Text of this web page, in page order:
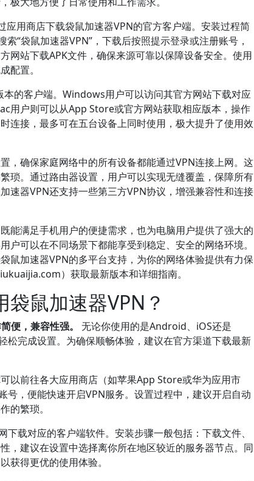
用商店下载袋鼠加速器VPN的官方客户端。安装过程简
“袋鼠加速器VPN”，下载后按照提示登录或注册账号，
网站下载APK文件，确保来源可靠以保障设备安全。使用
配置。
的客户端。Windows用户可以访问其官方网站下载对应
用户则可以从App Store或官方网站获取相应版本，操作
连接，最多可在五台设备上同时使用，极大提升了使用效
，确保家庭网络中的所有设备都能通过VPN连接上网。这
琐。通过路由器设置，用户可以实现无缝覆盖，保障所有
速器VPN还支持一些第三方VPN协议，增强兼容性和连接
能满足手机用户的便捷需求，也为电脑用户提供了强大的
可以在不同场景下都能享受到稳定、安全的网络环境。
鼠加速器VPN的多平台支持，为你的网络体验提供有力保
）获取最新版本和详细指南。
鼠加速器VPN？
便，兼容性强。
无论你使用的是Android、iOS还是
完成设置。为确保顺畅体验，建议在官方渠道下载最新
以前往各大应用商店（如苹果App Store或华为应用市
号，便能快速开启VPN服务。设置过程中，建议开启自动
的繁琐。
载对应的客户端软件。安装步骤一般包括：下载文件、
，建议在设置中选择离你所在地区较近的服务器节点。同
获得更优的使用体验。